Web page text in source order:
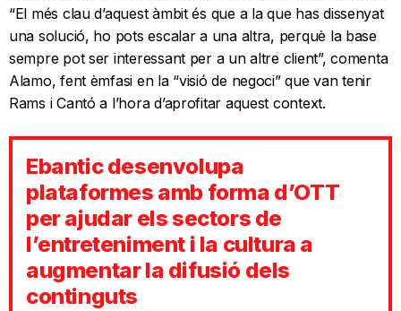
“El més clau d’aquest àmbit és que a la que has dissenyat
una solució, ho pots escalar a una altra, perquè la base
sempre pot ser interessant per a un altre client”, comenta
Alamo, fent èmfasi en la “visió de negoci” que van tenir
Rams i Cantó a l’hora d’aprofitar aquest context.
Ebantic desenvolupa
plataformes amb forma d’OTT
per ajudar els sectors de
l’entreteniment i la cultura a
augmentar la difusió dels
continguts